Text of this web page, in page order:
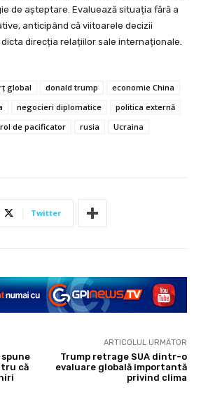
de așteptare. Evaluează situația fără a
anticipând că viitoarele decizii
direcția relațiilor sale internaționale.
global donald trump
economie China
negocieri diplomatice
politica externă
rol de pacificator rusia
Ucraina
Twitter
că
ARTICOLUL URMĂTOR
Trump retrage SUA dintr-o
evaluare globală importantă
privind clima